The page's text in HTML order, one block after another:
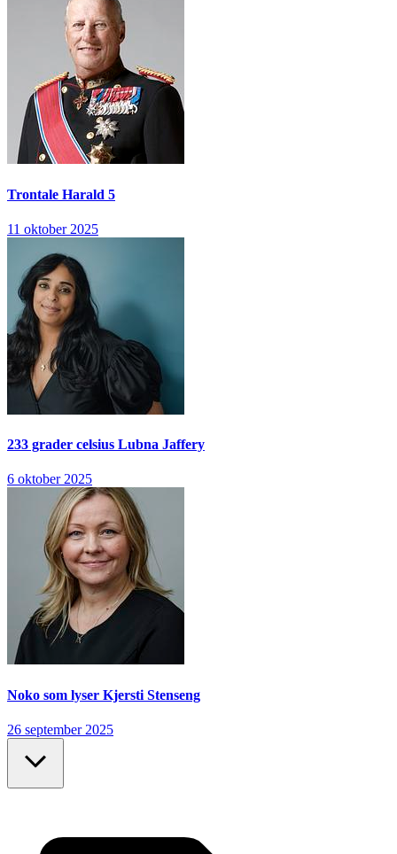
Trontale Harald 5
11 oktober 2025
233 grader celsius Lubna Jaffery
6 oktober 2025
Noko som lyser Kjersti Stenseng
26 september 2025